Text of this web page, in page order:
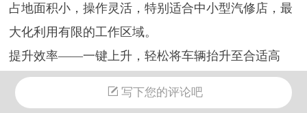
占地面积小，操作灵活，特别适合中小型汽修店，最
大化利用有限的工作区域。
提升效率——一键上升，轻松将车辆抬升至合适高
度，技师可以站立作业，无需弯腰或躺地操作，大幅
减少体力消耗，维修速度提升30%以上！
写下您的评论吧